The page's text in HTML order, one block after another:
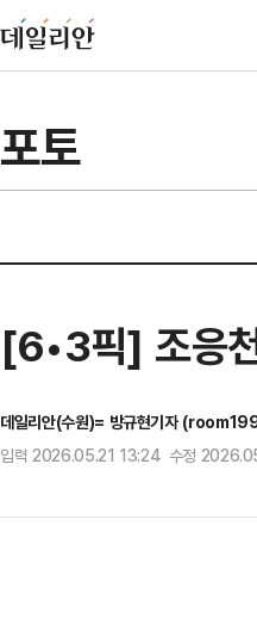
포토
[6•3픽] 조응
데일리안(수원)= 방규현기자
입력 2026.05.21 13:24 수정